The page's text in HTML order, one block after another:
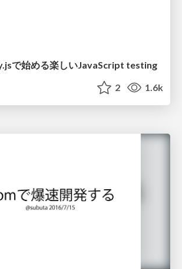
で始める楽しいJavaScript testing
2 1.6k